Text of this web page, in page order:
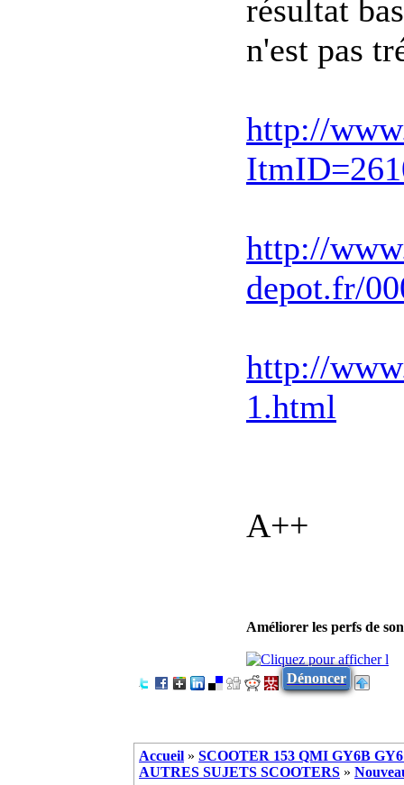
résultat
n'est pas
http://
http://
depot.fr/
http://
1.html
A++
Améliorer les perfs de
Dénoncer
Accueil » SCOOTER 153 QMI GY6B
AUTRES SUJETS SCOOTERS »